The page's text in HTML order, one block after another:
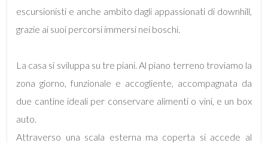
escursionisti e anche ambito dagli appassionati di downhill,
grazie ai suoi percorsi immersi nei boschi.
La casa si sviluppa su tre piani. Al piano terreno troviamo la
zona giorno, funzionale e accogliente, accompagnata da
due cantine ideali per conservare alimenti o vini, e un box
auto.
Attraverso una scala esterna ma coperta si accede al
Qualsiasi
2
3